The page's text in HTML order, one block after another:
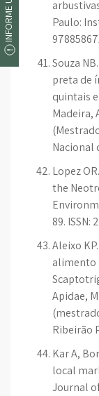
Paulo:
Souza
preta de
quintais
Madeira,
Nacional
Lopez
the
89. ISSN:
Aleixo
alimento
Apidae,
Ribeirão
Kar A,
local
Journal